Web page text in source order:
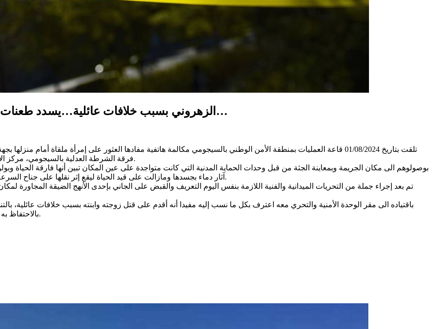
الزهروني بسبب خلافات عائلية…يسدد طعنات لزوجته وابنته بواسطة سكين ويرديهما قتيلتين…
تلقت بتاريخ 01/08/2024 قاعة العمليات بمنطقة الأمن الوطني بالسيجومي مكالمة هاتفية مفادها العثور على إمرأة ملقاة
فرقة الشرطة العدلية بالسيجومي، مركز الأمن الوطني بالزهروني والدوريات العاملة بالمنطقة إلى مكان الواقعة.
بوصولوهم الى مكان الجريمة وبمعاينة الجثة من قبل وحدات الحماية المدنية التي كانت متواجدة على عين المكان تبين أنها فارقة الحياة
آثار دماء بجسدها ومازالت على قيد الحياة ليقع إثر نقلها على جناح السرعة إلى إحدى المستشفيات العمومية إلا أنهالا فارقت الحياة فور وصولها.
بالاحتفاظ به من أجل “القتل العمد مع سابقية الإضمار والترصد” والأبحاث متواصلة.